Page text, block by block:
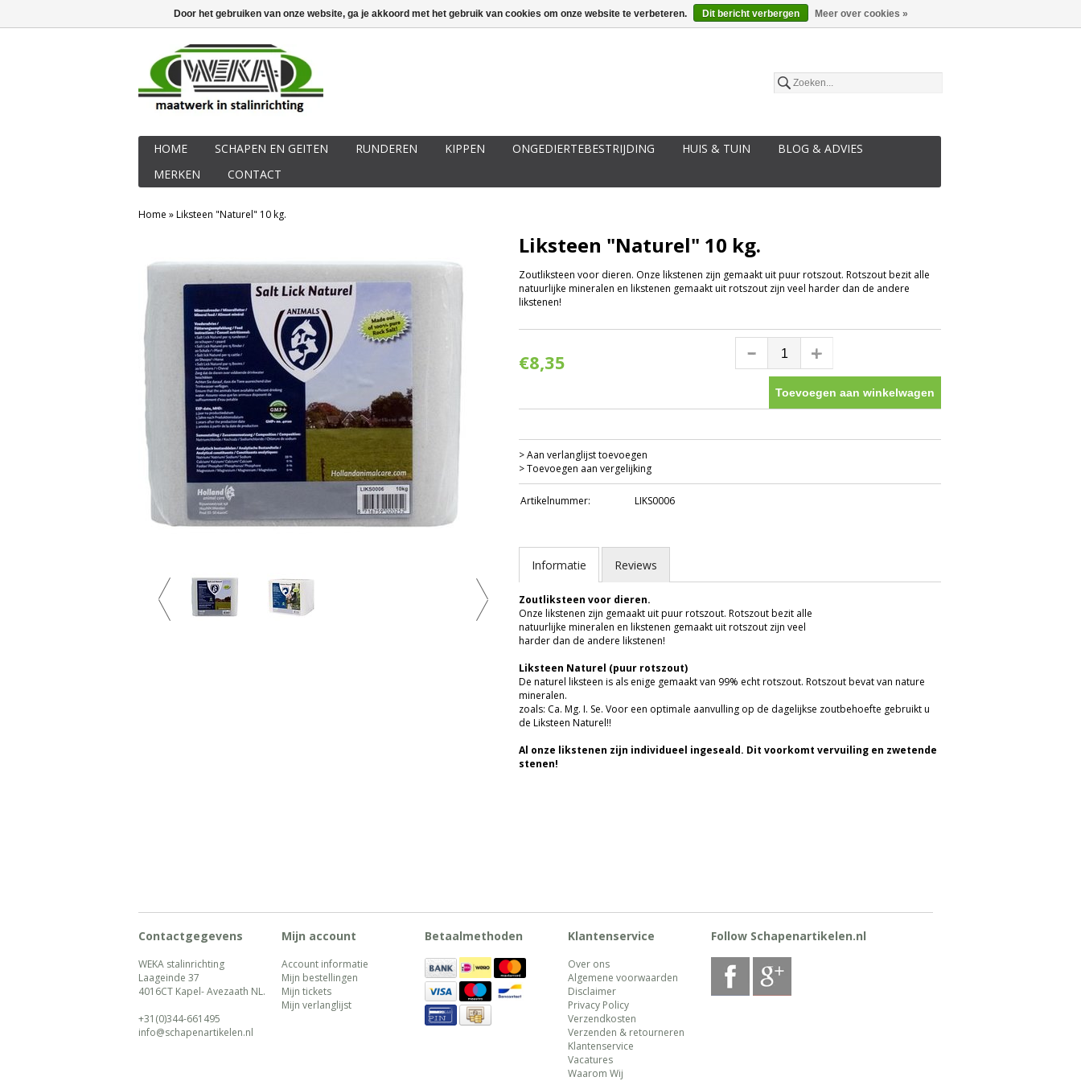
40 jaren ervaring in stalinrichting Inloggen Een account aanmaken Mijn winkelwagen €0,00 Nederlands
€
HOME SCHAPEN EN GEITEN RUNDEREN KIPPEN ONGEDIERTEBESTRIJDING HUIS & TUIN
BLOG & ADVIES
MERKEN
CONTACT
Home »Liksteen "Naturel" 10 kg.
Liksteen "Naturel" 10 kg.
Zoutliksteen voor dieren. Onze likstenen zijn gemaakt uit puur rotszout. Rotszout bezit alle
natuurlijke mineralen en likstenen gemaakt uit rotszout zijn veel harder dan de andere
likstenen!
€8,35
Toevoegen aan winkelwagen
> Aan verlanglijst toevoegen
> Toevoegen aan vergelijking
Artikelnummer: LIKS0006
Informatie Reviews
Zoutliksteen voor dieren.
Onze likstenen zijn gemaakt uit puur rotszout. Rotszout bezit alle
natuurlijke mineralen en likstenen gemaakt uit rotszout zijn veel
harder dan de andere likstenen!
Liksteen Naturel (puur rotszout)
De naturel liksteen is als enige gemaakt van 99% echt rotszout. Rotszout bevat van nature
mineralen.
zoals: Ca. Mg. I. Se. Voor een optimale aanvulling op de dagelijkse zoutbehoefte gebruikt u
de Liksteen Naturel!!
Al onze likstenen zijn individueel ingeseald. Dit voorkomt vervuiling en zwetende
stenen!
Contactgegevens
WEKA stalinrichting
Laageinde 37
4016CT Kapel- Avezaath NL.
+31(0)344-661495
info@schapenartikelen.nl
Mijn account
Account informatie
Mijn bestellingen
Mijn tickets
Mijn verlanglijst
Betaalmethoden Klantenservice
Over ons
Algemene voorwaarden
Disclaimer
Privacy Policy
Verzendkosten
Verzenden & retourneren
Klantenservice
Vacatures
Waarom Wij
Follow Schapenartikelen.nl
Door het gebruiken van onze website, ga je akkoord met het gebruik van cookies om onze website te verbeteren. Dit bericht verbergen Meer over cookies »